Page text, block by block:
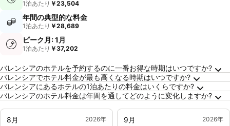
1泊あたり ￥23,504
年間の典型的な料金
1泊あたり ￥28,689
ピーク月: 1月
1泊あたり ￥37,202
バレンシアに関するよくある質問
バレンシアのホテルを予約するのに一番お得な時期はいつですか?
バレンシアでホテル料金が最も高くなる時期はいつですか?
バレンシアにあるホテルの1泊あたりの料金はいくらですか?
バレンシアのホテル料金は年間を通してどのように変化しますか?
8月 2026年 9月 2026年